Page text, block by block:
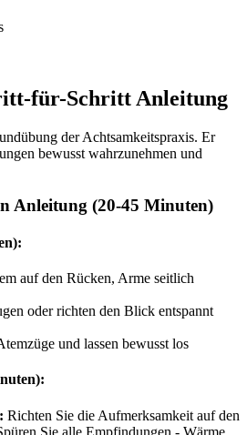
für-Schritt Anleitung
der Achtsamkeitspraxis. Er
bewusst wahrzunehmen und
Anleitung (20-45 Minuten)
auf den Rücken, Arme seitlich
oder richten den Blick entspannt
und lassen bewusst los
Richten Sie die Aufmerksamkeit auf den
Sie alle Empfindungen - Wärme,